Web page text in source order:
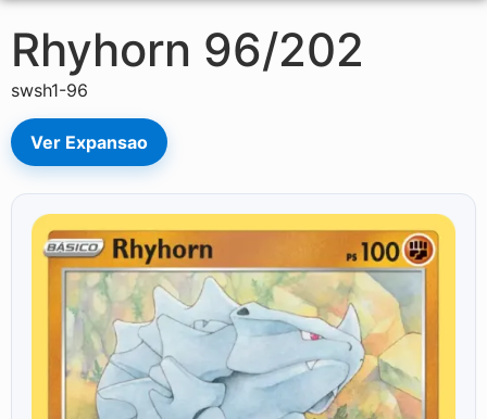
Rhyhorn 96/202
swsh1-96
Ver Expansao